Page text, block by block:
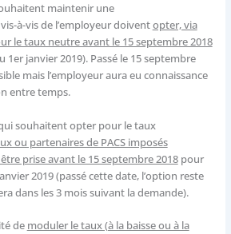
maintenir une
à-vis de l’employeur doiventopter, via
le taux neutre avant le 15 septembre 2018
janvier 2019). Passé le 15 septembre
mais l’employeur aura eu connaissance
entre temps.
souhaitent opter pour le taux
ou partenaires de PACS imposés
prise avant le 15 septembre 2018pour
2019 (passé cette date, l’option reste
dans les 3 mois suivant la demande).
de moduler le taux (à la baisse ou à la